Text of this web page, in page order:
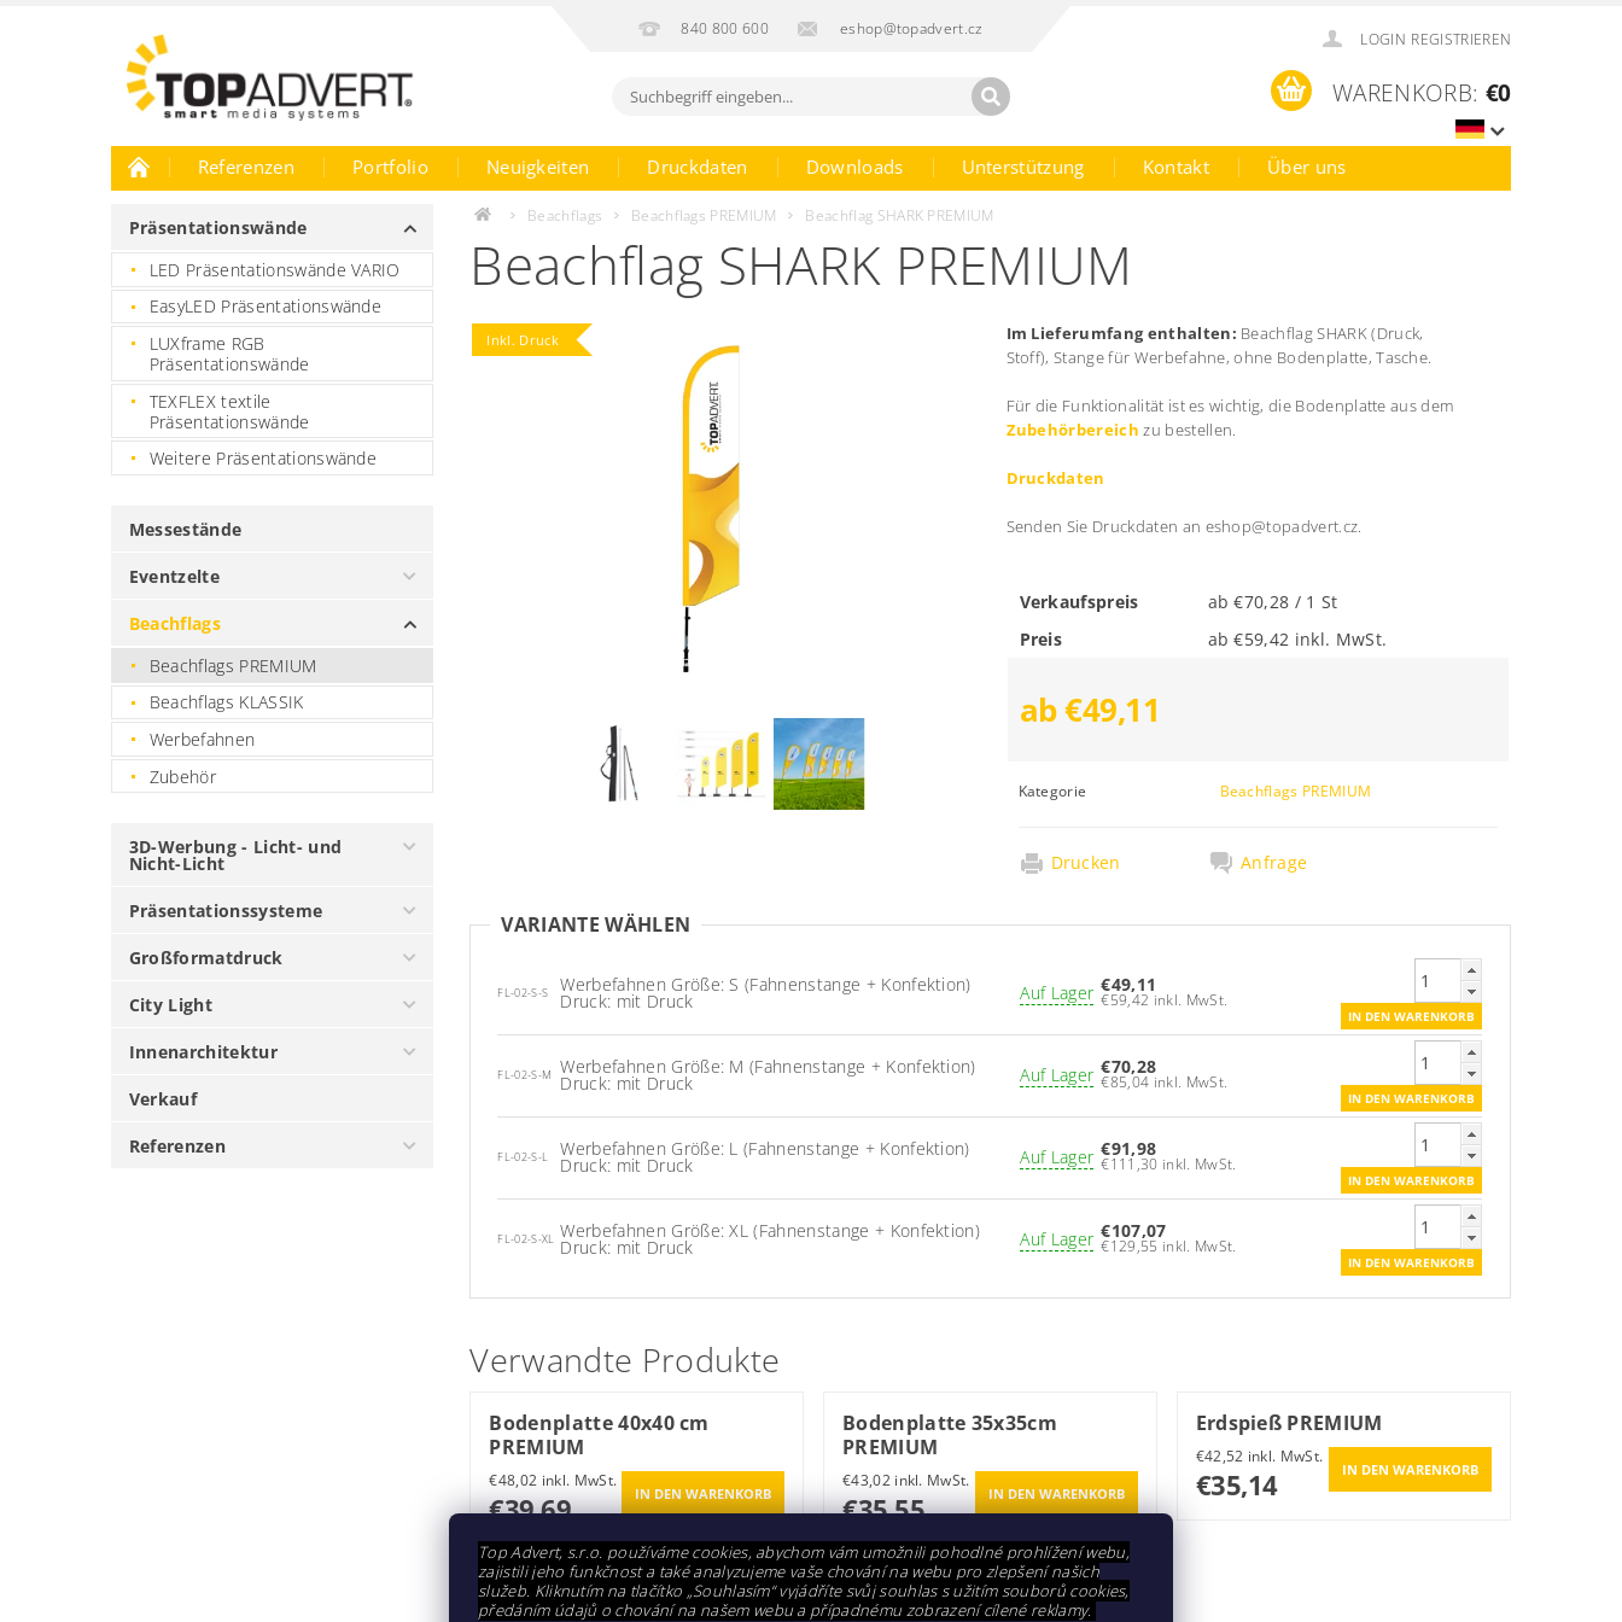
840 800 600 eshop@topadvert.cz
LOGIN REGISTRIEREN
WARENKORB: €0
Referenzen Portfolio Neuigkeiten Druckdaten Downloads Unterstützung Kontakt
Über uns
Karriere
Präsentationswände
LED Präsentationswände VARIO
EasyLED Präsentationswände
LUXframe RGB
Präsentationswände
TEXFLEX textile
Präsentationswände
Weitere Präsentationswände
Messestände
Eventzelte
Beachflags
Beachflags PREMIUM
Beachflags KLASSIK
Werbefahnen
Zubehör
3D-Werbung - Licht- und
Nicht-Licht
Präsentationssysteme
Großformatdruck
City Light
Innenarchitektur
Verkauf
Referenzen
Beachflags Beachflags PREMIUM Beachflag SHARK PREMIUM
Beachflag SHARK PREMIUM
Inkl. Druck Im Lieferumfang enthalten: Beachflag SHARK (Druck,
Stoff),Stange für Werbefahne, ohne Bodenplatte, Tasche.
Für die Funktionalität ist es wichtig, die Bodenplatte aus dem
Zubehörbereich zu bestellen.
Druckdaten
Senden Sie Druckdaten an eshop@topadvert.cz.
Verkaufspreis
ab €70,28 / 1 St
Preis
ab €59,42 inkl. MwSt.
ab €49,11
Kategorie Beachflags PREMIUM
Drucken Anfrage
VARIANTE WÄHLEN
FL-02-S-S Werbefahnen Größe: S (Fahnenstange + Konfektion)
Druck: mit Druck Auf Lager €49,11
€59,42 inkl. MwSt.
FL-02-S-M Werbefahnen Größe: M (Fahnenstange + Konfektion)
Druck: mit Druck Auf Lager €70,28
€85,04 inkl. MwSt.
FL-02-S-L Werbefahnen Größe: L (Fahnenstange + Konfektion)
Druck: mit Druck Auf Lager €91,98
€111,30 inkl. MwSt.
FL-02-S-XL Werbefahnen Größe: XL (Fahnenstange + Konfektion)
Druck: mit Druck Auf Lager €107,07
€129,55 inkl. MwSt.
Verwandte Produkte
Bodenplatte 40x40 cm
PREMIUM
€48,02 inkl. MwSt.
€39,69
€39,69 / 1 St
Bodenplatte 35x35cm
PREMIUM
€43,02 inkl. MwSt.
€35,55
€35,55 / 1 St
Erdspieß PREMIUM
€42,52 inkl. MwSt.
€35,14
Top Advert, s.r.o. používáme cookies, abychom vám umožnili pohodlné prohlížení webu,
zajistili jeho funkčnost a také analyzujeme vaše chování na webu pro zlepšení našich
služeb. Kliknutím na tlačítko „Souhlasím“ vyjádříte svůj souhlas s užitím souborů cookies,
předáním údajů o chování na našem webu a případnému zobrazení cílené reklamy.